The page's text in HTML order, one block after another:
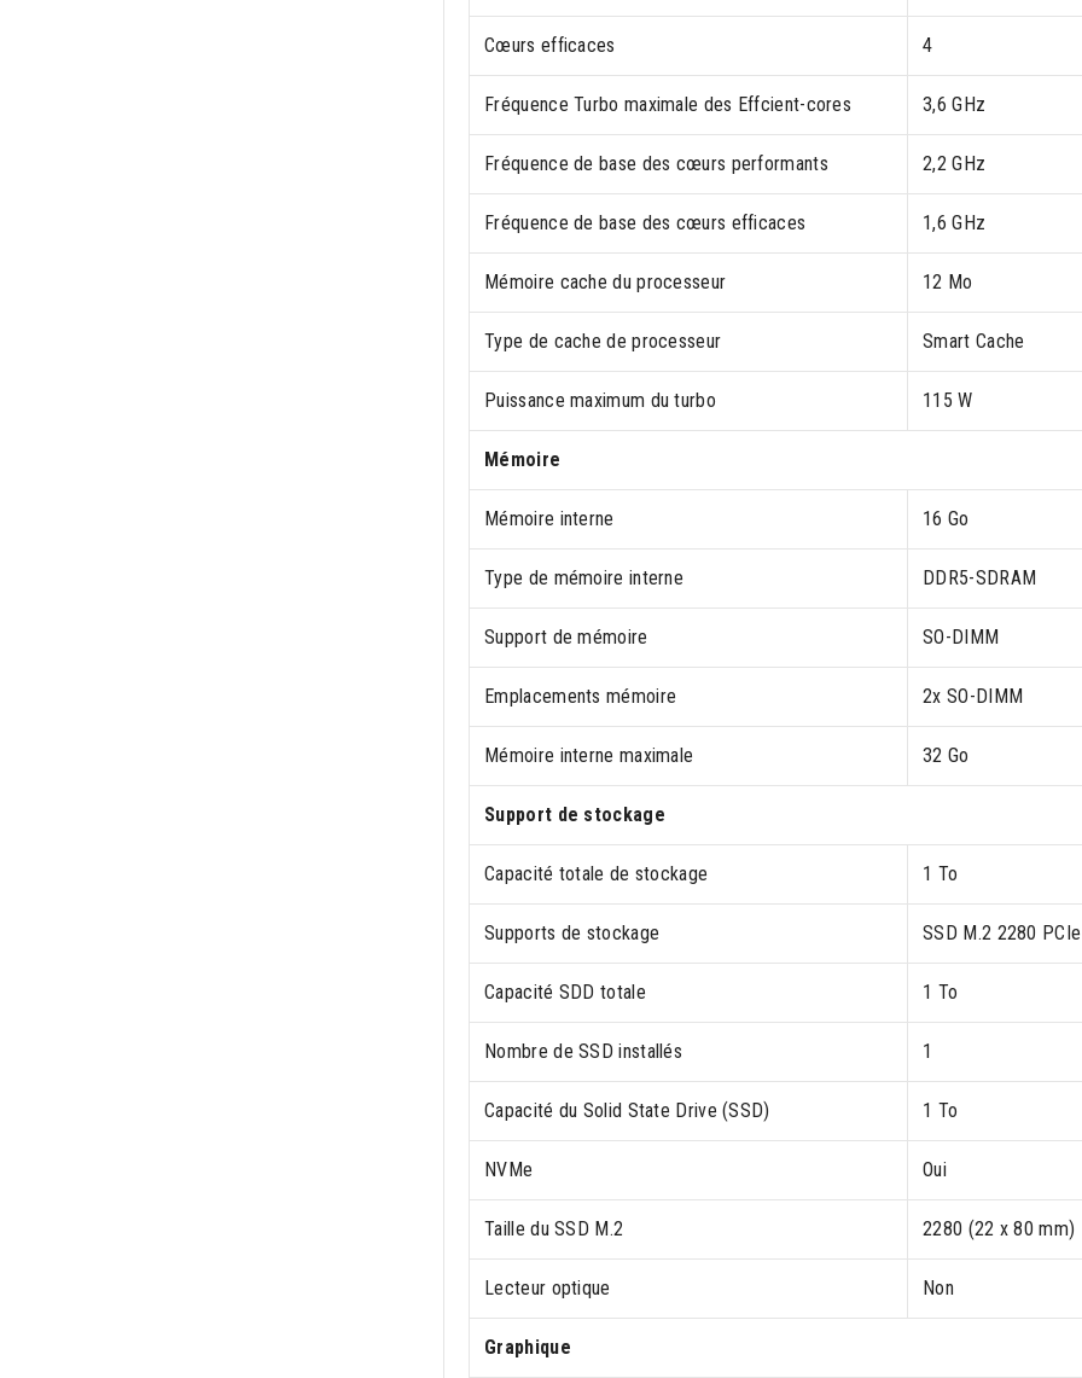
Cœurs efficaces 4
Fréquence Turbo maximale des Effcient-cores 3,6 GHz
Fréquence de base des cœurs performants 2,2 GHz
Fréquence de base des cœurs efficaces 1,6 GHz
Mémoire cache du processeur 12 Mo
Type de cache de processeur Smart Cache
Puissance maximum du turbo 115 W
Mémoire
Mémoire interne 16 Go
Type de mémoire interne DDR5-SDRAM
Support de mémoire SO-DIMM
Emplacements mémoire 2x SO-DIMM
Mémoire interne maximale 32 Go
Support de stockage
Capacité totale de stockage 1 To
Supports de stockage SSD M.2 2280
Capacité SDD totale 1 To
Nombre de SSD installés 1
Capacité du Solid State Drive (SSD) 1 To
NVMe Oui
Taille du SSD M.2 2280 (22 x 80 mm)
Lecteur optique Non
Graphique